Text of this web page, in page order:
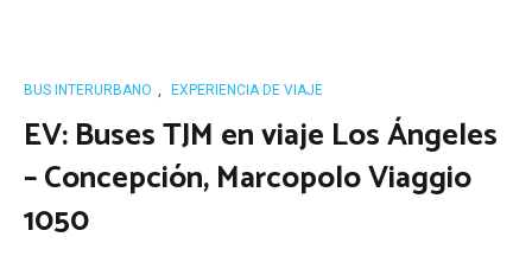
BUS INTERURBANO , EXPERIENCIA DE VIAJE
EV: Buses TJM en viaje Los Ángeles
– Concepción, Marcopolo Viaggio
1050